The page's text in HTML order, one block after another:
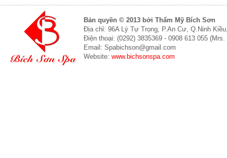
Bản quyền © 2013 bởi Thẩm Mỹ Bích Sơn
Địa chỉ: 96A Lý Tự Trọng, P.An Cư, Q.Ninh
Điện thoại: (0292) 3835369 - 0908 613 055 (Mrs.
Email: Spabichson@gmail.com
Website: www.bichsonspa.com